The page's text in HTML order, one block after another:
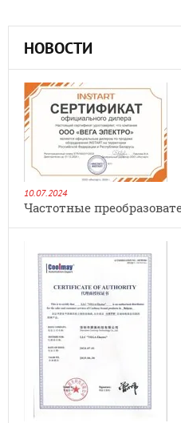
НОВОСТИ
10.07.2024
Частотные